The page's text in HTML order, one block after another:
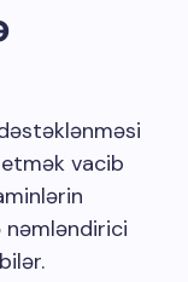
vacib
nəmləndirici